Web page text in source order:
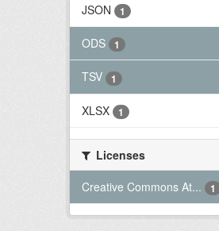
JSON
1
ODS 1
TSV 1
XLSX 1
Licenses
Creative Commons At...
1